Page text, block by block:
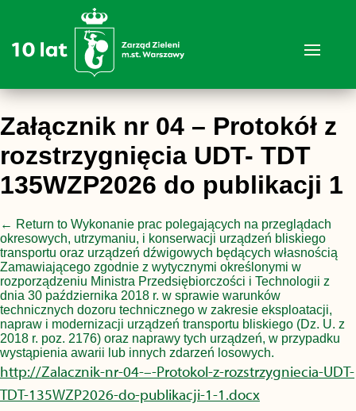
Załącznik nr 04 – Protokół z
rozstrzygnięcia UDT- TDT
135WZP2026 do publikacji 1
← Return to Wykonanie prac polegających na przeglądach
okresowych, utrzymaniu, i konserwacji urządzeń bliskiego
transportu oraz urządzeń dźwigowych będących własnością
Zamawiającego zgodnie z wytycznymi określonymi w
rozporządzeniu Ministra Przedsiębiorczości i Technologii z
dnia 30 października 2018 r. w sprawie warunków
technicznych dozoru technicznego w zakresie eksploatacji,
napraw i modernizacji urządzeń transportu bliskiego (Dz. U. z
2018 r. poz. 2176) oraz naprawy tych urządzeń, w przypadku
wystąpienia awarii lub innych zdarzeń losowych.
http://Zalacznik-nr-04-–-Protokol-z-rozstrzygniecia-UDT-
TDT-135WZP2026-do-publikacji-1-1.docx